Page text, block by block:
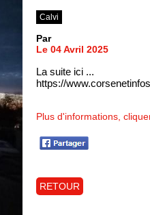
Calvi
Par
Le 04 Avril 2025
La suite ici ...
https://
Plus d'informations,
RETOUR